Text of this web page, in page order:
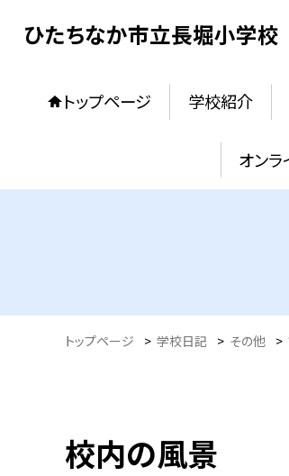
ひたちなか市立長堀小学校
トップページ 学校紹介
オンラ
トップページ > 学校日記 > その他 >
校内の風景